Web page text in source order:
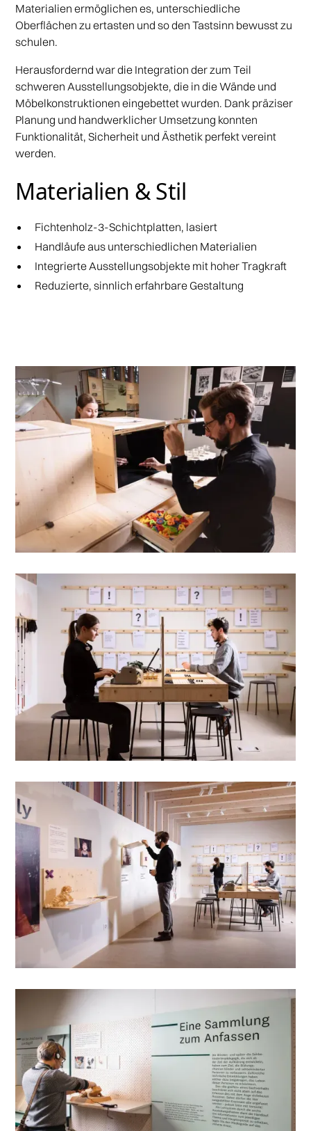
Materialien ermöglichen es, unterschiedliche
Oberflächen zu ertasten und so den Tastsinn bewusst zu
schulen.
Herausfordernd war die Integration der zum Teil
schweren Ausstellungsobjekte, die in die Wände und
Möbelkonstruktionen eingebettet wurden. Dank präziser
Planung und handwerklicher Umsetzung konnten
Funktionalität, Sicherheit und Ästhetik perfekt vereint
werden.
Materialien & Stil
Fichtenholz-3-Schichtplatten, lasiert
Handläufe aus unterschiedlichen Materialien
Integrierte Ausstellungsobjekte mit hoher Tragkraft
Reduzierte, sinnlich erfahrbare Gestaltung